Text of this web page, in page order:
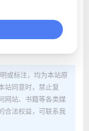
或标注，均为本站原
站同意时，禁止复
网站、书籍等各类媒
合法权益，可联系我